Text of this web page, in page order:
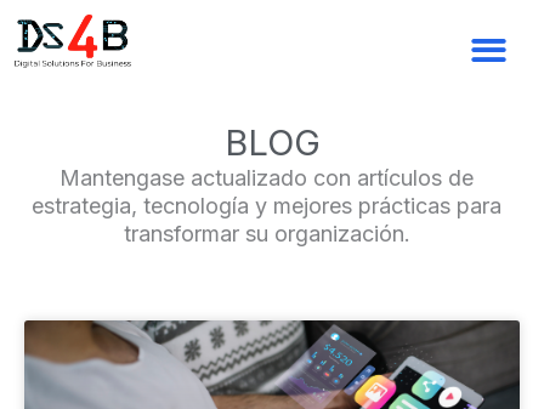
contenido
BLOG
Mantengase actualizado con artículos de
estrategia, tecnología y mejores prácticas para
transformar su organización.